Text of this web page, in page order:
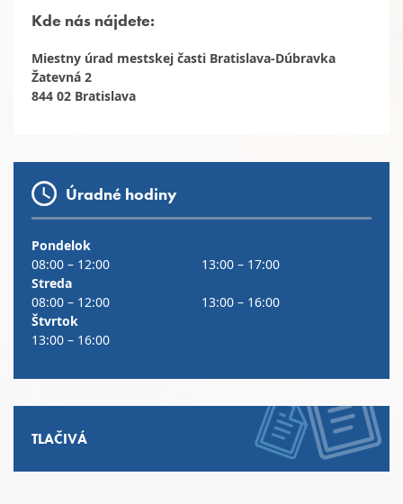
Kde nás nájdete:
Miestny úrad mestskej časti Bratislava-Dúbravka
Žatevná 2
844 02 Bratislava
Úradné hodiny
Pondelok
08:00 – 12:00
13:00 – 17:00
Streda
08:00 – 12:00
13:00 – 16:00
Štvrtok
13:00 – 16:00
TLAČIVÁ